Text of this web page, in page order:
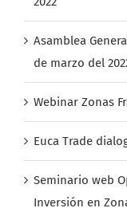
Asamblea
Webinar Zonas
Euca Trade
Seminario web